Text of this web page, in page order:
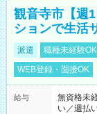
観音寺市【週
ションで生活
派遣 職種未経験OK
WEB登録・面接OK
給与
無資格未
い／週払